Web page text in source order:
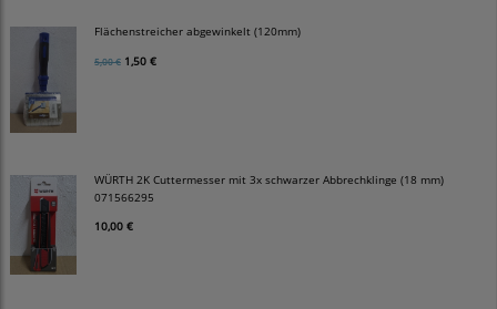
Flächenstreicher abgewinkelt (120mm)
5,00 € 1,50 €
WÜRTH 2K Cuttermesser mit 3x schwarzer Abbrechklinge (18 mm)
071566295
10,00 €